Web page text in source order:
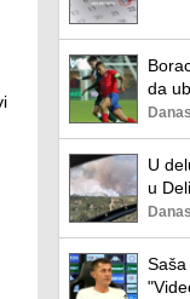
da
Danas
U
u
Danas